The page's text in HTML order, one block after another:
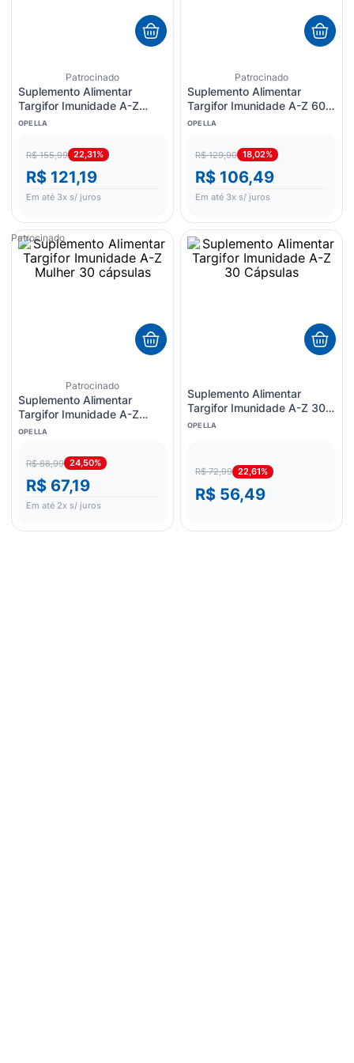
Patrocinado
Suplemento Alimentar
Targifor Imunidade A-Z
Mulher 60 Cápsulas
OPELLA
R$ 155,99 22,31%
R$ 121,19
Em até 3x s/ juros
Patrocinado
Suplemento Alimentar
Targifor Imunidade A-Z 60
Cápsulas
OPELLA
R$ 129,90 18,02%
R$ 106,49
Em até 3x s/ juros
Patrocinado
Patrocinado
Suplemento Alimentar
Targifor Imunidade A-Z
Mulher 30 cápsulas
OPELLA
R$ 88,99 24,50%
R$ 67,19
Em até 2x s/ juros
Suplemento Alimentar
Targifor Imunidade A-Z 30
Cápsulas
OPELLA
R$ 72,99 22,61%
R$ 56,49
lenço umedecido